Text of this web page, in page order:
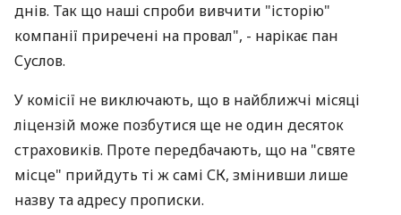
днів. Так що наші спроби вивчити "історію"
компанії приречені на провал", - нарікає пан
Суслов.
У комісії не виключають, що в найближчі місяці
ліцензій може позбутися ще не один десяток
страховиків. Проте передбачають, що на "святе
місце" прийдуть ті ж самі СК, змінивши лише
назву та адресу прописки.